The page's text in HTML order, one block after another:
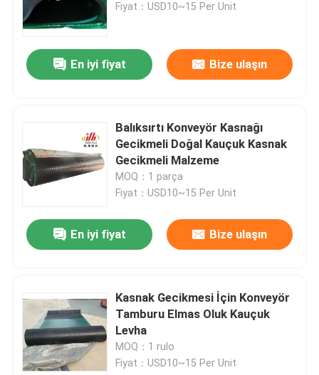
Fiyat：USD10~15 Per Unit
En iyi fiyat Bize ulaşın
Balıksırtı Konveyör Kasnağı
Gecikmeli Doğal Kauçuk Kasnak
Gecikmeli Malzeme
MOQ：1 parça
Fiyat：USD10~15 Per Unit
En iyi fiyat Bize ulaşın
Kasnak Gecikmesi İçin Konveyör
Tamburu Elmas Oluk Kauçuk
Levha
MOQ：1 rulo
Fiyat：USD10~15 Per Unit